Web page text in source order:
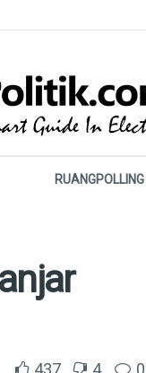
RUANGPOLLING
437 4 0